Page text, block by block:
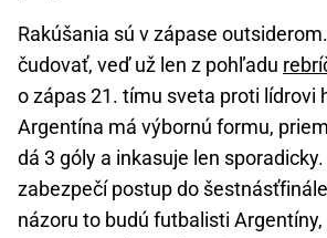
Rakúšania sú v zápase
čudovať, veď už len z pohľadu
o zápas 21. tímu sveta proti lídrovi
Argentína má výbornú formu,
dá 3 góly a inkasuje len
zabezpečí postup do
názoru to budú futbalisti